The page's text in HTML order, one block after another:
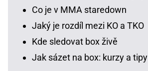
Co je v MMA staredown
Jaký je rozdíl mezi KO a TKO
Kde sledovat box živě
Jak sázet na box: kurzy a tipy